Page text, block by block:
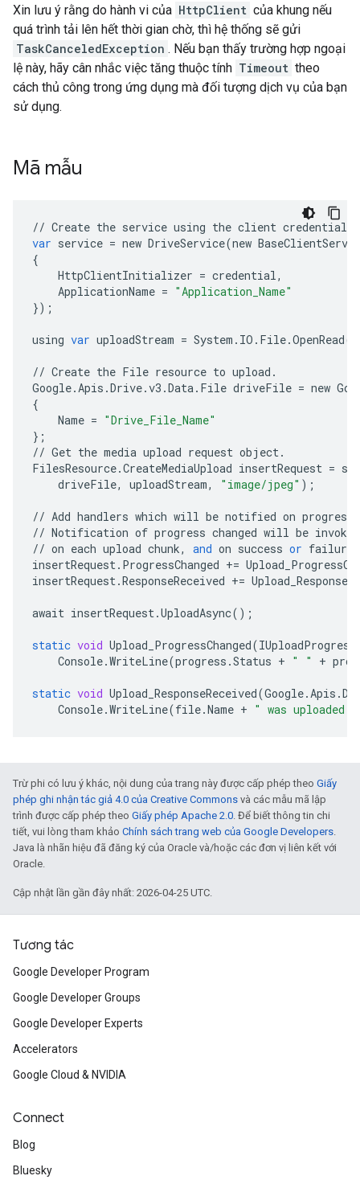
Xin lưu ý rằng do hành vi của HttpClient của khung nếu
quá trình tải lên hết thời gian chờ, thì hệ thống sẽ gửi
TaskCanceledException . Nếu bạn thấy trường hợp ngoại
lệ này, hãy cân nhắc việc tăng thuộc tính Timeout theo
cách thủ công trong ứng dụng mà đối tượng dịch vụ của bạn
sử dụng.
Mã mẫu
// Create the service using the client credentials
var service = new DriveService(new
{
HttpClientInitializer = credential,
ApplicationName = "Application_Name"
});
using var uploadStream = System . IO . File.OpenRead(
// Create the File resource to upload .
Google.Apis .Drive.v3 .Data. File driveFile = new
{
Name = "Drive_File_Name"
};
// Get the media upload request object.
FilesResource.CreateMediaUpload insertRequest =
driveFile, uploadStream, "image/jpeg" );
// Add handlers which will be notified on progress
// Notification of progress changed will be invoked
// on each upload chunk, and on success or failure
insertRequest. ProgressChanged +=
insertRequest.ResponseReceived +=
await insertRequest.UploadAsync();
static void Upload_ProgressChanged(IUploadProgress
Console.WriteLine(progress .Status + " " +
static void Upload_ResponseReceived(Google.Apis .
Console.WriteLine(file.Name + " was uploaded
Trừ phi có lưu ý khác, nội dung của trang này được cấp phép theo Giấy
phép ghi nhận tác giả 4.0 của Creative Commons và các mẫu mã lập
trình được cấp phép theo Giấy phép Apache 2.0. Để biết thông tin chi
tiết, vui lòng tham khảo Chính sách trang web của Google Developers.
Java là nhãn hiệu đã đăng ký của Oracle và/hoặc các đơn vị liên kết với
Oracle.
Cập nhật lần gần đây nhất: 2026-04-25 UTC.
Tương tác
Google Developer Program
Google Developer Groups
Google Developer Experts
Accelerators
Google Cloud & NVIDIA
Connect
Blog
Bluesky